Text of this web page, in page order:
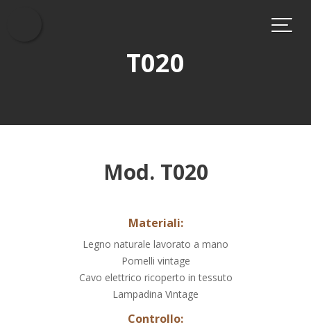
T020
Mod. T020
Materiali:
Legno naturale lavorato a mano
Pomelli vintage
Cavo elettrico ricoperto in tessuto
Lampadina Vintage
Controllo: